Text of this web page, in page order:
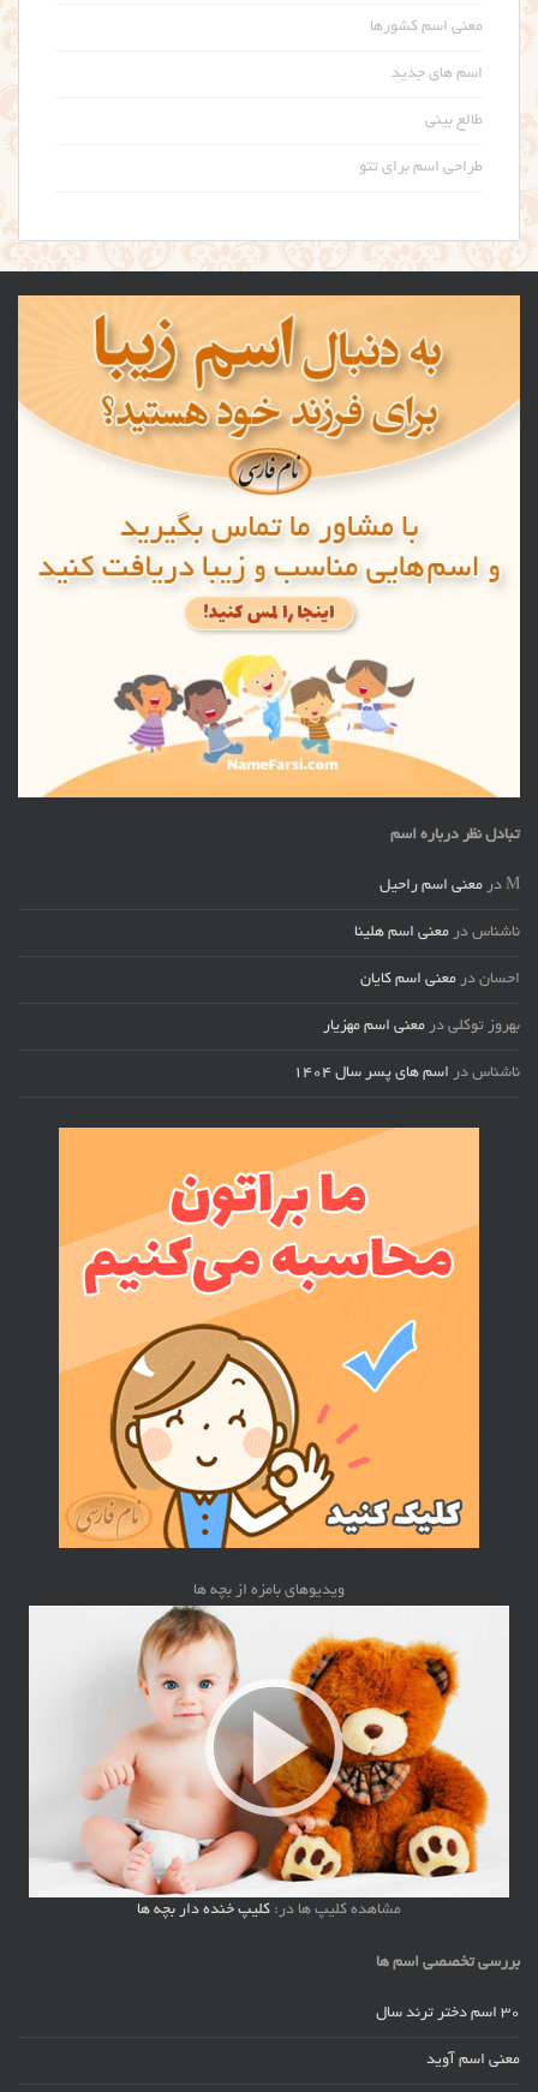
معنی اسم کشورها
اسم های جدید
طالع بینی
طراحی اسم برای تتو
تبادل نظر درباره اسم
M در معنی اسم راحیل
ناشناس در معنی اسم هلینا
احسان در معنی اسم کایان
بهروز توکلی در معنی اسم مهزیار
ناشناس در اسم های پسر سال ۱۴۰۴
ویدیوهای بامزه از بچه ها
مشاهده کلیپ ها در: کلیپ خنده دار بچه ها
بررسی تخصصی اسم ها
30 اسم دختر ترند سال
معنی اسم آوید